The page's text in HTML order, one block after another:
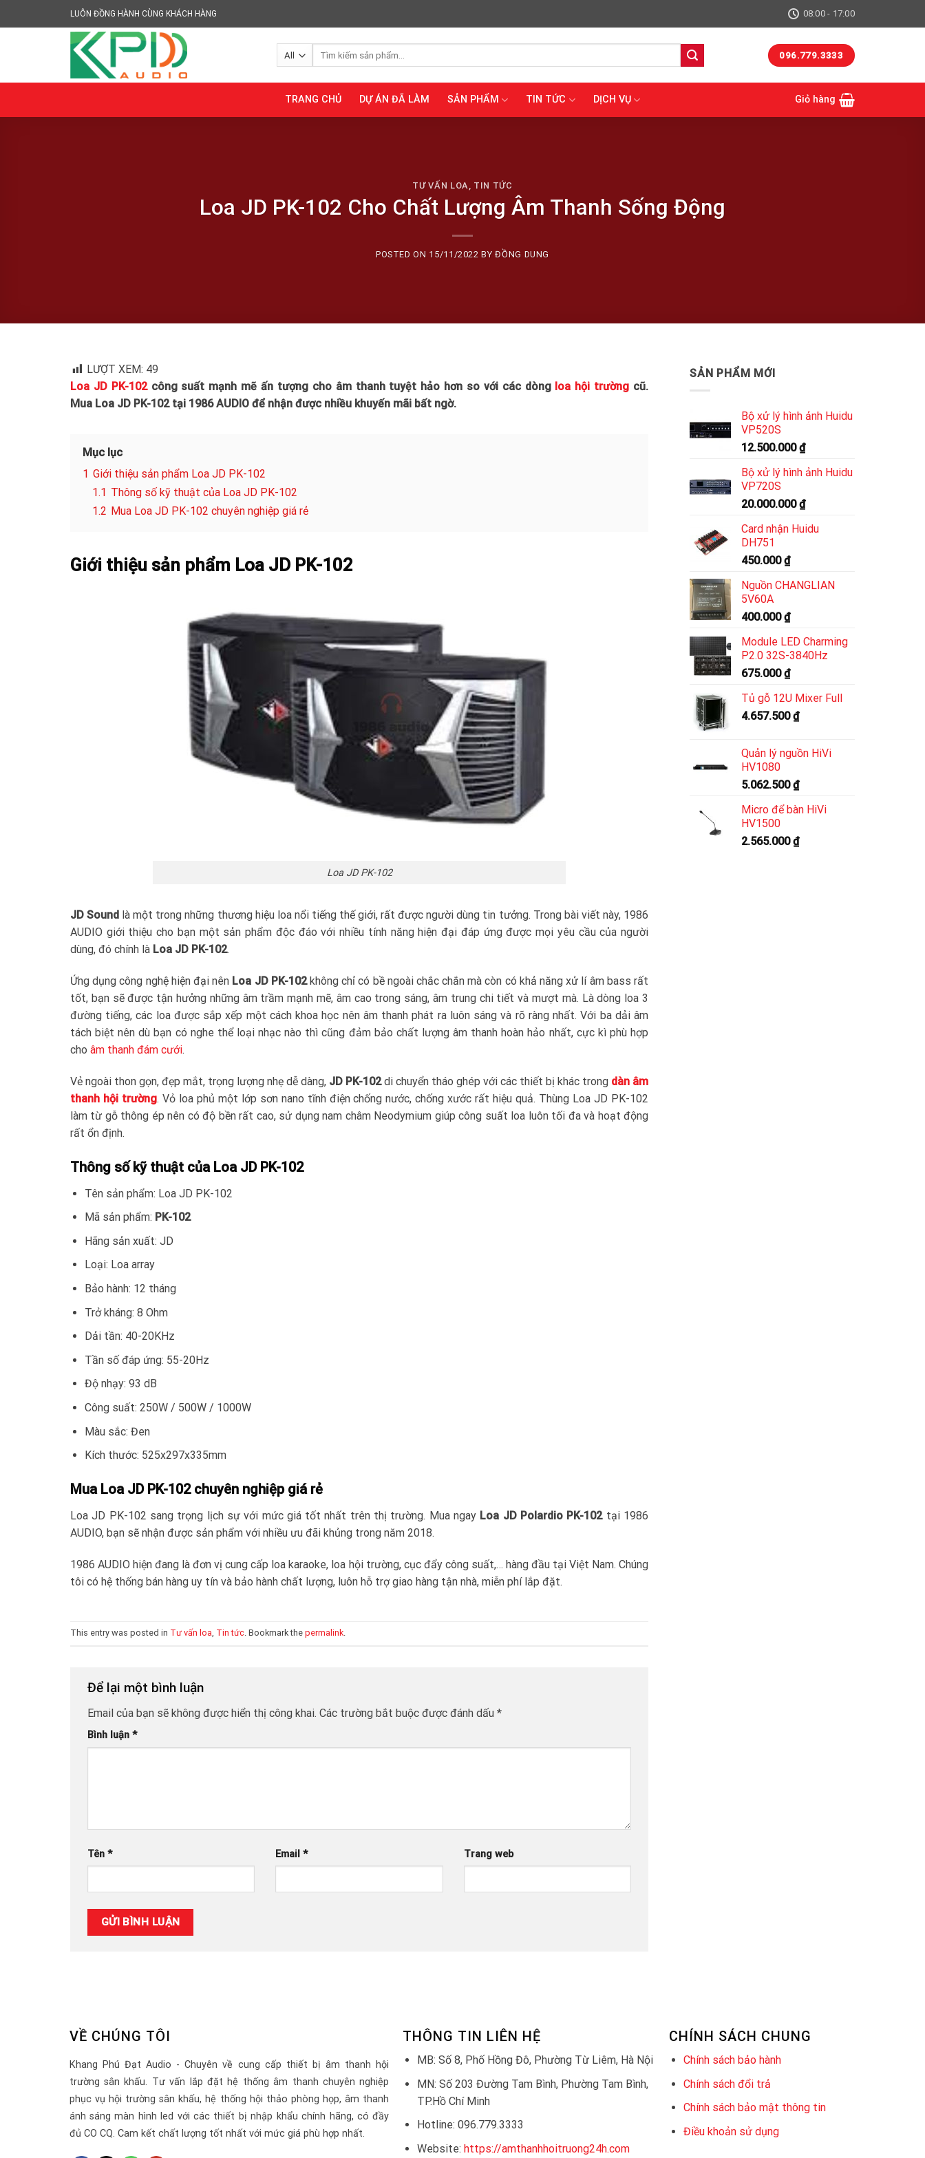
to
LUÔN ĐỒNG HÀNH CÙNG KHÁCH HÀNG 08:00 - 17:00
096.779.3333
TRANG CHỦ DỰ ÁN ĐÃ LÀM SẢN PHẨM TIN TỨC DỊCH VỤ Giỏ hàng
TƯ VẤN LOA TIN TỨC
Loa JD PK-102 Cho Chất Lượng Âm Thanh Sống Động
POSTED ON 15/11/2022 BYĐỒNG DUNG
LƯỢT XEM: 49
Loa JD PK-102công suất mạnh mẽ ấn tượng cho âm thanh tuyệt hảo hơn so với các dòng loa hội trường cũ.
Mua Loa JD PK-102 tại 1986 AUDIO để nhận được nhiều khuyến mãi bất ngờ.
Mục lục
1 Giới thiệu sản phẩm Loa JD PK-102
1.1 Thông số kỹ thuật của Loa JD PK-102
1.2 Mua Loa JD PK-102 chuyên nghiệp giá rẻ
Giới thiệu sản phẩm Loa JD PK-102
Loa JD PK-102
JD Sound là một trong những thương hiệu loa nổi tiếng thế giới, rất được người dùng tin tưởng. Trong bài viết này, 1986
AUDIO giới thiệu cho bạn một sản phẩm độc đáo với nhiều tính năng hiện đại đáp ứng được mọi yêu cầu của người
dùng, đó chính là Loa JD PK-102.
Ứng dụng công nghệ hiện đại nên Loa JD PK-102không chỉ có bề ngoài chắc chắn mà còn có khả năng xử lí âm bass rất
tốt, bạn sẽ được tận hưởng những âm trầm mạnh mẽ, âm cao trong sáng, âm trung chi tiết và mượt mà. Là dòng loa 3
đường tiếng, các loa được sắp xếp một cách khoa học nên âm thanh phát ra luôn sáng và rõ ràng nhất. Với ba dải âm
tách biệt nên dù bạn có nghe thể loại nhạc nào thì cũng đảm bảo chất lượng âm thanh hoàn hảo nhất, cực kì phù hợp
cho âm thanh đám cưới.
Vẻ ngoài thon gọn, đẹp mắt, trọng lượng nhẹ dễ dàng, JD PK-102di chuyển tháo ghép với các thiết bị khác trong dàn âm
thanh hội trường. Vỏ loa phủ một lớp sơn nano tĩnh điện chống nước, chống xước rất hiệu quả. Thùng Loa JD PK-102
làm từ gỗ thông ép nên có độ bền rất cao, sử dụng nam châm Neodymium giúp công suất loa luôn tối đa và hoạt động
rất ổn định.
Thông số kỹ thuật của Loa JD PK-102
Tên sản phẩm: Loa JD PK-102
Mã sản phẩm: PK-102
Hãng sản xuất: JD
Loại: Loa array
Bảo hành: 12 tháng
Trở kháng: 8 Ohm
Dải tần: 40-20KHz
Tần số đáp ứng: 55-20Hz
Độ nhạy: 93 dB
Công suất: 250W / 500W / 1000W
Màu sắc: Đen
Kích thước: 525x297x335mm
Mua Loa JD PK-102 chuyên nghiệp giá rẻ
Loa JD PK-102 sang trọng lịch sự với mức giá tốt nhất trên thị trường. Mua ngay Loa JD Polardio PK-102tại 1986
AUDIO, bạn sẽ nhận được sản phẩm với nhiều ưu đãi khủng trong năm 2018.
1986 AUDIO hiện đang là đơn vị cung cấp loa karaoke, loa hội trường, cục đẩy công suất,… hàng đầu tại Việt Nam. Chúng
tôi có hệ thống bán hàng uy tín và bảo hành chất lượng, luôn hỗ trợ giao hàng tận nhà, miễn phí lắp đặt.
This entry was posted in Tư vấn loa, Tin tức. Bookmark the permalink.
Để lại một bình luận
Email của bạn sẽ không được hiển thị công khai. Các trường bắt buộc được đánh dấu *
Bình luận *
Tên * Email* Trang web
SẢN PHẨM MỚI
Bộ xử lý hình ảnh Huidu
VP520S
12.500.000₫
Bộ xử lý hình ảnh Huidu
VP720S
20.000.000₫
Card nhận Huidu
DH751
450.000₫
Nguồn CHANGLIAN
5V60A
400.000₫
Module LED Charming
P2.0 32S-3840Hz
675.000₫
Tủ gỗ 12U Mixer Full
4.657.500₫
Quản lý nguồn HiVi
HV1080
5.062.500₫
Micro để bàn HiVi
HV1500
2.565.000₫
VỀ CHÚNG TÔI
Khang Phú Đạt Audio - Chuyên về cung cấp thiết bị âm thanh hội
trường sân khấu. Tư vấn lắp đặt hệ thống âm thanh chuyên nghiệp
phục vụ hội trường sân khấu, hệ thống hội thảo phòng họp, âm thanh
ánh sáng màn hình led với các thiết bị nhập khẩu chính hãng, có đầy
đủ CO CQ. Cam kết chất lượng tốt nhất với mức giá phù hợp nhất.
THÔNG TIN LIÊN HỆ
MB: Số 8, Phố Hồng Đô, Phường Từ Liêm, Hà Nội
MN: Số 203 Đường Tam Bình, Phường Tam Bình,
TP.Hồ Chí Minh
Hotline: 096.779.3333
Website: https://amthanhhoitruong24h.com
CHÍNH SÁCH CHUNG
Chính sách bảo hành
Chính sách đổi trả
Chính sách bảo mật thông tin
Điều khoản sử dụng